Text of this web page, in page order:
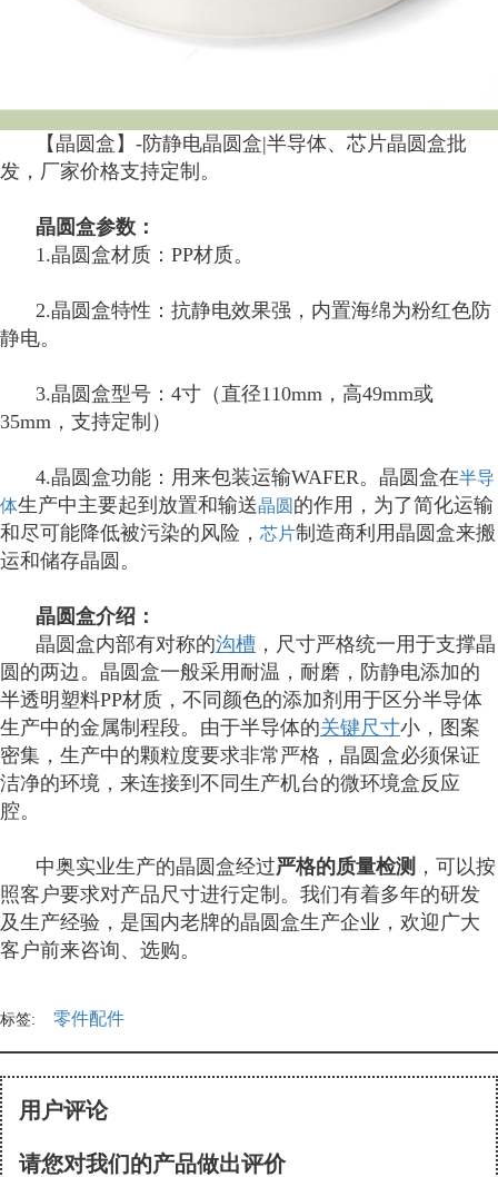
【晶圆盒】-防静电晶圆盒|半导体、芯片晶圆盒批
发，厂家价格支持定制。
晶圆盒参数：
1.晶圆盒材质：PP材质。
2.晶圆盒特性：抗静电效果强，内置海绵为粉红色防
静电。
3.晶圆盒型号：4寸（直径110mm，高49mm或
35mm，支持定制）
4.晶圆盒功能：用来包装运输WAFER。 晶圆盒在半导
体生产中主要起到放置和输送晶圆 的作用，为了简化运输
和尽可能降低被污染的风险， 芯片制造商利用晶圆盒来搬
运和储存晶圆。
晶圆盒介绍：
晶圆盒内部有对称的沟槽 ，尺寸严格统一用于支撑晶
圆的两边。晶圆盒一般采用耐温，耐磨，防静电添加的
半透明塑料PP材质，不同颜色的添加剂用于区分半导体
生产中的金属制程段。由于半导体的关键尺寸小，图案
密集，生产中的颗粒度要求非常严格，晶圆盒必须保证
洁净的环境，来连接到不同生产机台的微环境盒反应
腔。
中奥实业生产的晶圆盒经过严格的质量检测 ，可以按
照客户要求对产品尺寸进行定制。我们有着多年的研发
及生产经验，是国内老牌的晶圆盒生产企业，欢迎广大
客户前来咨询、选购。
标签: 零件配件
用户评论
请您对我们的产品做出评价